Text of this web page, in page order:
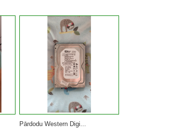
Pārdodu Western Digi...